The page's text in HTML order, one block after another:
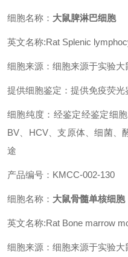
细胞名称： 大鼠脾淋巴细胞
英文名称:Rat Splenic
细胞来源：细胞来源于实验大
提供细胞鉴定：提供免疫荧光
细胞纯度：经鉴定经鉴定细
BV、HCV、支原体、细菌、
途
产品编号：KMCC-002-130
细胞名称： 大鼠骨髓单核细胞
英文名称:Rat Bone marrow
细胞来源：细胞来源于实验大